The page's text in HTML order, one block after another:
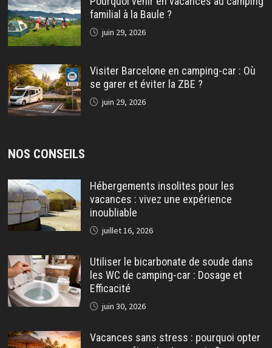
familial à la Baule ?
juin 29, 2026
Visiter Barcelone en camping-car : Où
se garer et éviter la ZBE ?
juin 29, 2026
NOS CONSEILS
Hébergements insolites pour les
vacances : vivez une expérience
inoubliable
juillet 16, 2026
Utiliser le bicarbonate de soude dans
les WC de camping-car : Dosage et
Efficacité
juin 30, 2026
Vacances sans stress : pourquoi opter